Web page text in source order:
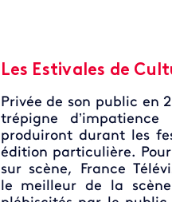
Les Estivales de
Privée de son public en
trépigne
produiront durant les
édition particulière.
sur scène, France
le meilleur de la